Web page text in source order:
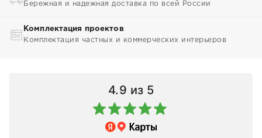
Бережная и надежная доставка по всей России
Комплектация проектов
Комплектация частных и коммерческих интерьеров
4.9 из 5